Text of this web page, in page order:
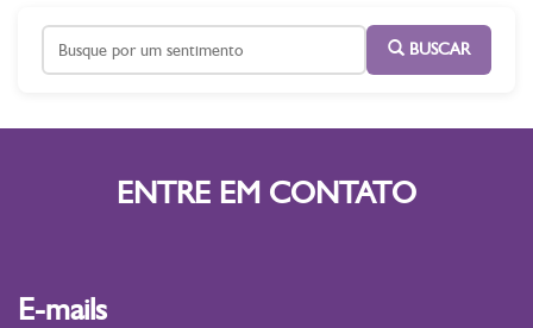
BUSCAR
ENTRE EM CONTATO
E-mails